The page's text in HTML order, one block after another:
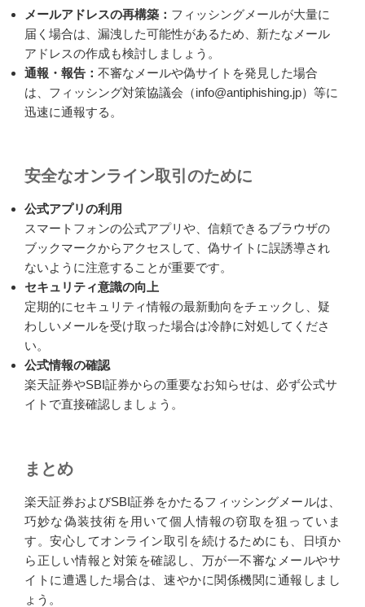
メールアドレスの再構築： フィッシングメールが大量に
届く場合は、漏洩した可能性があるため、新たなメール
アドレスの作成も検討しましょう。
通報・報告： 不審なメールや偽サイトを発見した場合
は、フィッシング対策協議会（info@antiphishing.jp）等に
迅速に通報する。
安全なオンライン取引のために
公式アプリの利用
スマートフォンの公式アプリや、信頼できるブラウザの
ブックマークからアクセスして、偽サイトに誤誘導され
ないように注意することが重要です。
セキュリティ意識の向上
定期的にセキュリティ情報の最新動向をチェックし、疑
わしいメールを受け取った場合は冷静に対処してくださ
い。
公式情報の確認
楽天証券やSBI証券からの重要なお知らせは、必ず公式サ
イトで直接確認しましょう。
まとめ
楽天証券およびSBI証券をかたるフィッシングメールは、
巧妙な偽装技術を用いて個人情報の窃取を狙っていま
す。安心してオンライン取引を続けるためにも、日頃か
ら正しい情報と対策を確認し、万が一不審なメールやサ
イトに遭遇した場合は、速やかに関係機関に通報しまし
ょう。